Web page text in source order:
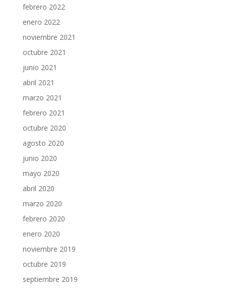
febrero 2022
enero 2022
noviembre 2021
octubre 2021
junio 2021
abril 2021
marzo 2021
febrero 2021
octubre 2020
agosto 2020
junio 2020
mayo 2020
abril 2020
marzo 2020
febrero 2020
enero 2020
noviembre 2019
octubre 2019
septiembre 2019